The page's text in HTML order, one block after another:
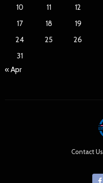
10
11 12
17
18 19
24
25 26
31
« Apr
Contact Us